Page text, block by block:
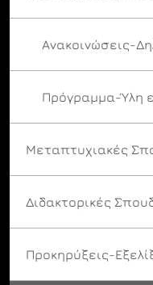
Ανακοινώσεις-
Πρόγραμμα-Ύλη
Μεταπτυχιακές
Διδακτορικές
Προκηρύξεις-